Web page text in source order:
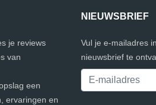
je reviews
van
een
ervaringen en
NIEUWSBRIEF
Vul je e-mailadres
nieuwsbrief te